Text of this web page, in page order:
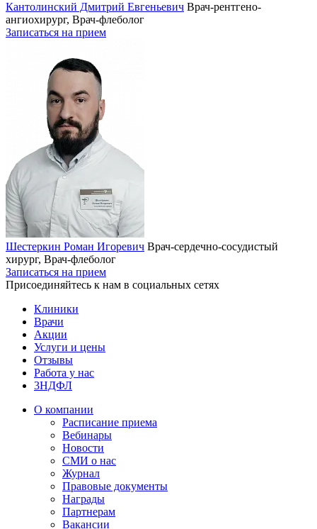
Кантолинский Дмитрий Евгеньевич Врач-рентгено-
ангиохирург, Врач-флеболог
Записаться на прием
Шестеркин Роман Игоревич Врач-сердечно-сосудистый
хирург, Врач-флеболог
Записаться на прием
Присоединяйтесь к нам в социальных сетях
Клиники
Врачи
Акции
Услуги и цены
Отзывы
Работа у нас
3НДФЛ
О компании
Расписание приема
Вебинары
Новости
СМИ о нас
Журнал
Правовые документы
Награды
Партнерам
Вакансии